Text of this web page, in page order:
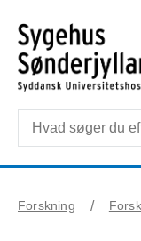
Forskning